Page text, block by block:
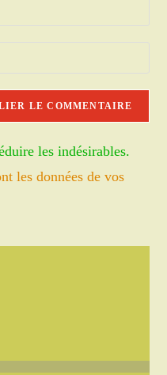
les indésirables.
les données de vos